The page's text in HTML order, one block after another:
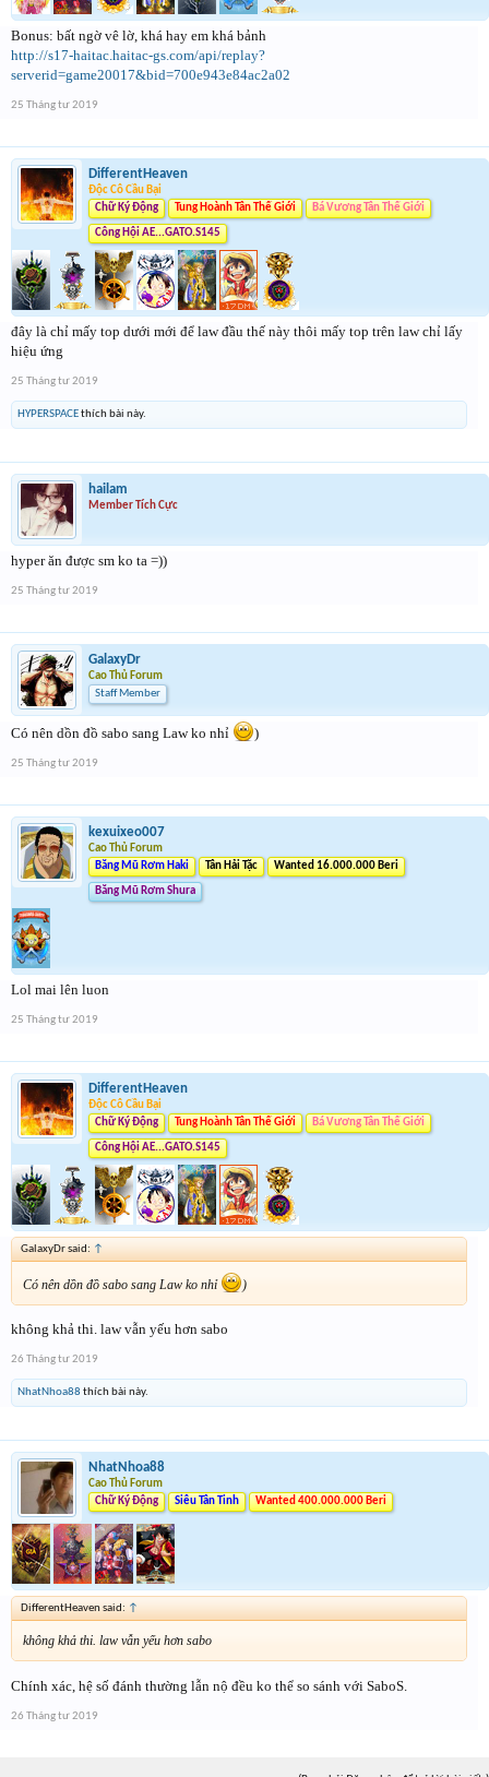
Bonus: bất ngờ vê lờ, khá hay em khá bảnh
http://s17-haitac.haitac-gs.com/api/replay?
serverid=game20017&bid=700e943e84ac2a02
25 Tháng tư 2019
DifferentHeaven
Độc Cô Cầu Bại
Chữ Ký Động
Tung Hoành Tân Thế Giới Bá Vương Tân Thế Giới
Công Hội AE...GATO.S145
đây là chỉ mấy top dưới mới để law đầu thế này thôi mấy top trên law chỉ lấy
hiệu ứng
25 Tháng tư 2019
HYPERSPACEthích bài này.
hailam
Member Tích Cực
hyper ăn được sm ko ta =))
25 Tháng tư 2019
GalaxyDr
Cao Thủ Forum
Staff Member
Có nên dồn đồ sabo sang Law ko nhỉ )
25 Tháng tư 2019
kexuixeo007
Cao Thủ Forum
Băng Mũ Rơm Haki
Tân Hải Tặc Wanted 16.000.000 Beri
Băng Mũ Rơm Shura
Lol mai lên luon
25 Tháng tư 2019
DifferentHeaven
Độc Cô Cầu Bại
Chữ Ký Động
Tung Hoành Tân Thế Giới Bá Vương Tân Thế Giới
Công Hội AE...GATO.S145
GalaxyDr said: ↑
Có nên dồn đồ sabo sang Law ko nhỉ )
không khả thi. law vẫn yếu hơn sabo
26 Tháng tư 2019
NhatNhoa88 thích bài này.
NhatNhoa88
Cao Thủ Forum
Chữ Ký Động
Siêu Tân Tinh Wanted 400.000.000 Beri
DifferentHeaven said: ↑
không khả thi. law vẫn yếu hơn sabo
Chính xác, hệ số đánh thường lẫn nộ đều ko thể so sánh với SaboS.
26 Tháng tư 2019